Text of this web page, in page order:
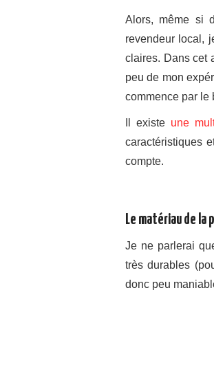
Alors, même si
revendeur local,
claires. Dans cet
peu de mon
commence par le
Il existe une
caractéristiques
compte.
Le matériau de la
Je ne parlerai
très durables
donc peu